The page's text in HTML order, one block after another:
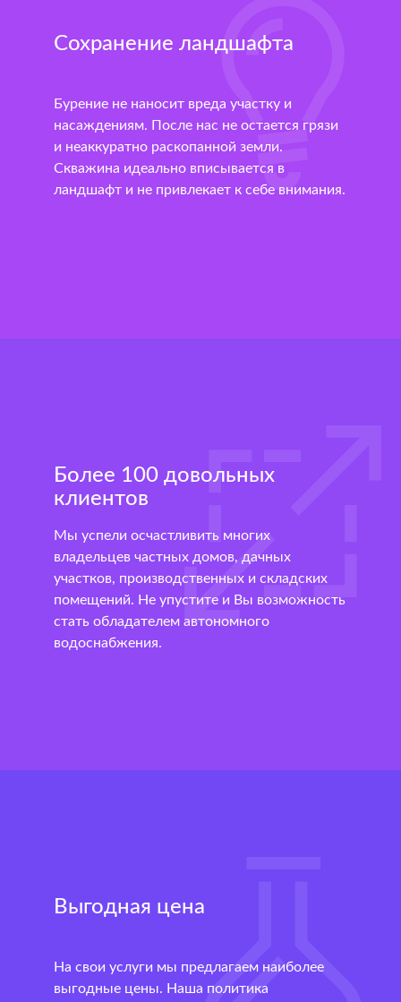
Сохранение ландшафта
Бурение не наносит вреда участку и
насаждениям. После нас не остается грязи
и неаккуратно раскопанной земли.
Скважина идеально вписывается в
ландшафт и не привлекает к себе внимания.
Более 100 довольных
клиентов
Мы успели осчастливить многих
владельцев частных домов, дачных
участков, производственных и складских
помещений. Не упустите и Вы возможность
стать обладателем автономного
водоснабжения.
Выгодная цена
На свои услуги мы предлагаем наиболее
выгодные цены. Наша политика